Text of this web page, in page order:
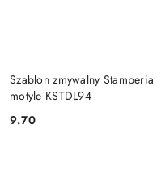
Szablon zmywalny
motyle KSTDL94
Cena:
9.70